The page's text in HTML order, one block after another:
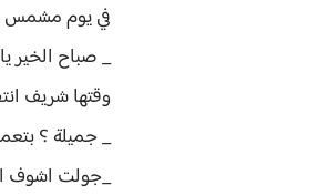
في يوم مشمس
_ صباح الخير
وقتها شريف
_ جميلة ؟
_جولت اشوف